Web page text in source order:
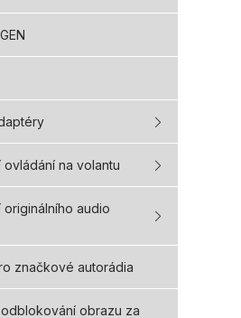
na volantu
audio
značkové autorádia
obrazu za